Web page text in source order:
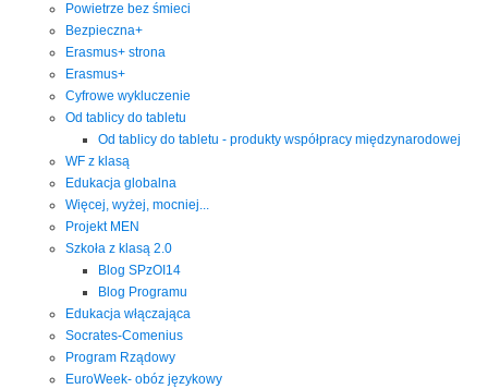
Powietrze bez śmieci
Bezpieczna+
Erasmus+ strona
Erasmus+
Cyfrowe wykluczenie
Od tablicy do tabletu
Od tablicy do tabletu - produkty współpracy międzynarodowej
WF z klasą
Edukacja globalna
Więcej, wyżej, mocniej...
Projekt MEN
Szkoła z klasą 2.0
Blog SPzOI14
Blog Programu
Edukacja włączająca
Socrates-Comenius
Program Rządowy
EuroWeek- obóz językowy